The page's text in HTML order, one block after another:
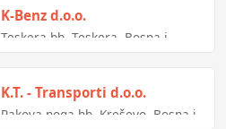
K-Benz d.o.o.
Teskera bb, Teskera, Bosna i
K.T. - Transporti d.o.o.
Rakova noga bb, Kreševo, Bosna i